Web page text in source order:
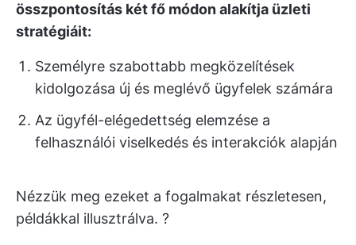
összpontosítás két fő módon alakítja üzleti
stratégiáit:
Személyre szabottabb megközelítések
kidolgozása új és meglévő ügyfelek számára
Az ügyfél-elégedettség elemzése a
felhasználói viselkedés és interakciók alapján
Nézzük meg ezeket a fogalmakat részletesen,
példákkal illusztrálva. ?